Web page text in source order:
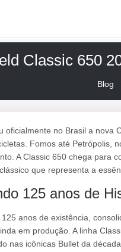
Classic 650
Blog
oficialmente no Brasil a nova
Fomos até Petrópolis,
A Classic 650 chega para
que representa a
125 anos de
anos de existência,
em produção. A linha
nas icônicas Bullet da